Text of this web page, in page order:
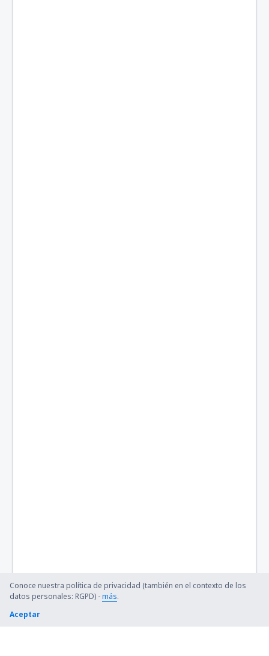
Conoce nuestra política de privacidad (también en el contexto de los
datos personales: RGPD) -más.
Aceptar